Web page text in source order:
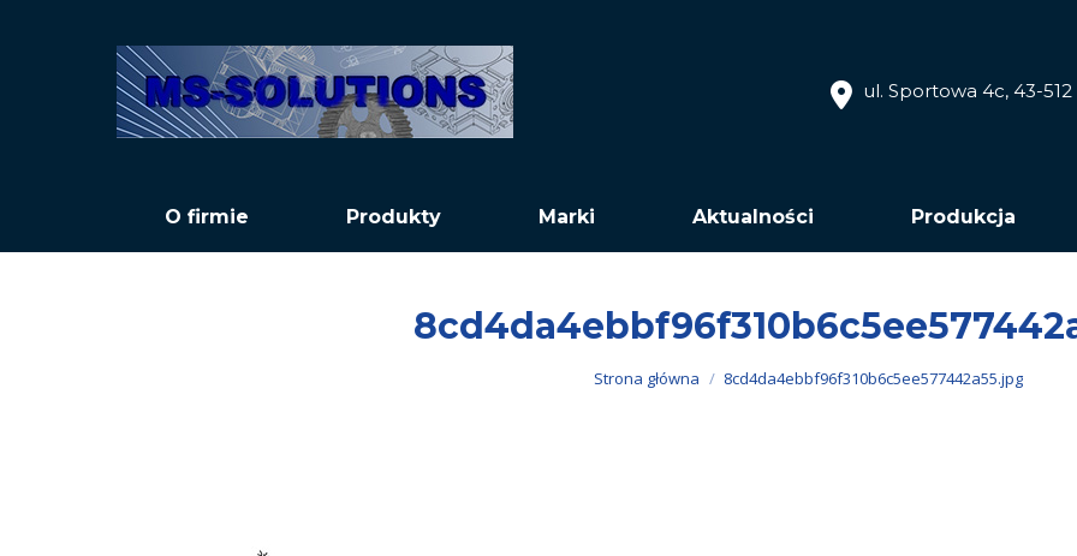
ul. Sportowa 4c, 43-
O firmie Produkty Marki Aktualności Produkcja
Jesteś tutaj:
Strona główna 8cd4da4ebbf96f310b6c5ee577442a55.jpg